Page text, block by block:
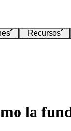
Recursos
la